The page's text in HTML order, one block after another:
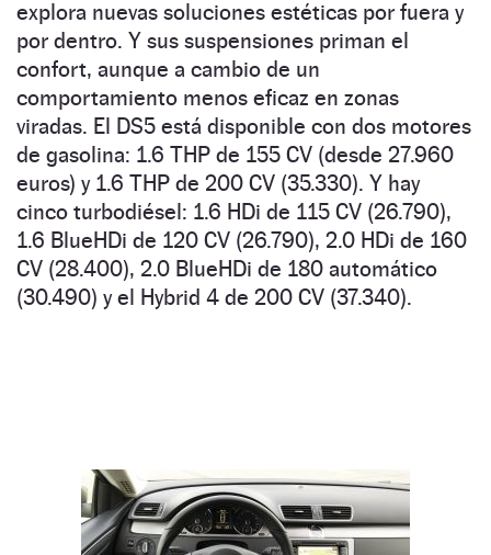
explora nuevas soluciones estéticas por fuera y
por dentro. Y sus suspensiones priman el
confort, aunque a cambio de un
comportamiento menos eficaz en zonas
viradas. El DS5 está disponible con dos motores
de gasolina: 1.6 THP de 155 CV (desde 27.960
euros) y 1.6 THP de 200 CV (35.330). Y hay
cinco turbodiésel: 1.6 HDi de 115 CV (26.790),
1.6 BlueHDi de 120 CV (26.790), 2.0 HDi de 160
CV (28.400), 2.0 BlueHDi de 180 automático
(30.490) y el Hybrid 4 de 200 CV (37.340).